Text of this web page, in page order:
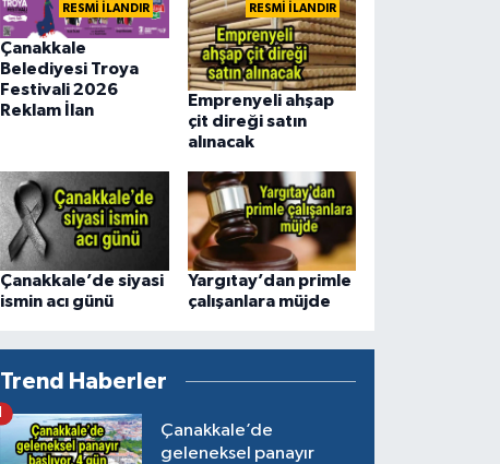
RESMİ İLANDIR
Çanakkale
Belediyesi Troya
Festivali 2026
Reklam İlan
RESMİ İLANDIR
Emprenyeli ahşap
çit direği satın
alınacak
Çanakkale’de siyasi
ismin acı günü
Yargıtay’dan primle
çalışanlara müjde
Trend Haberler
Çanakkale’de
geleneksel panayır